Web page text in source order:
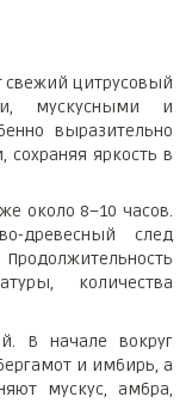
свежий цитрусовый
мускусными и
выразительно
сохраняя яркость в
около 8–10 часов.
древесный след
количества
В начале вокруг
и имбирь, а
мускус, амбра,